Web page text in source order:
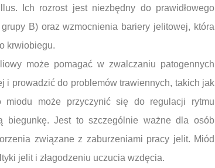
Ich rozrost jest niezbędny do prawidłowego
B) oraz wzmocnienia bariery jelitowej, która
krwiobiegu.
może pomagać w zwalczaniu patogennych
i prowadzić do problemów trawiennych, takich jak
miodu może przyczynić się do regulacji rytmu
biegunkę. Jest to szczególnie ważne dla osób
związane z zaburzeniami pracy jelit. Miód
jelit i złagodzeniu uczucia wzdęcia.